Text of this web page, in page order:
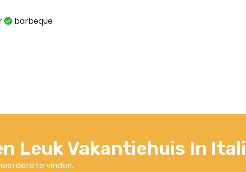
barbeque
Leuk Vakantiehuis In
te vinden.